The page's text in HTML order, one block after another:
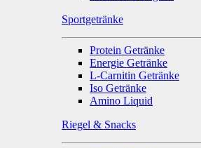
Sportgetränke
Protein Getränke
Energie Getränke
L-Carnitin Getränke
Iso Getränke
Amino Liquid
Riegel & Snacks